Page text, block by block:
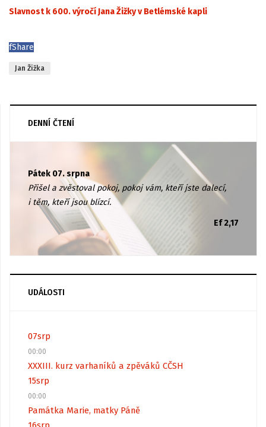
Slavnost k 600. výročí Jana Žižky v Betlémské kapli
fShare
Jan Žižka
DENNÍ ČTENÍ
Pátek 07. srpna
Přišel a zvěstoval pokoj, pokoj vám, kteří jste dalecí,
i těm, kteří jsou blízcí.
Ef 2,17
UDÁLOSTI
07srp
00:00
XXXIII. kurz varhaníků a zpěváků CČSH
15srp
00:00
Památka Marie, matky Páně